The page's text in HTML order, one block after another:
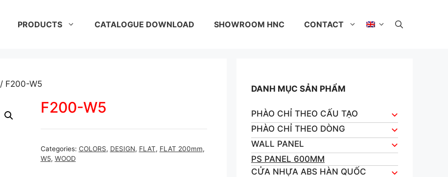
PRODUCTS CATALOGUE DOWNLOAD SHOWROOM HNC CONTACT
/ F200-W5
F200-W5
Categories: COLORS, DESIGN, FLAT, FLAT 200mm,
W5, WOOD
DANH MỤC SẢN PHẨM
PHÀO CHỈ THEO CẤU TẠO
PHÀO CHỈ THEO DÒNG
WALL PANEL
PS PANEL 600MM
CỬA NHỰA ABS HÀN QUỐC